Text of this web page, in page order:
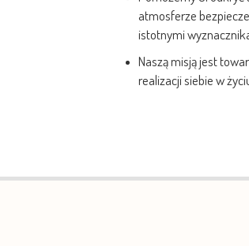
atmosferze
istotnymi
Naszą misją jest
realizacji siebie w